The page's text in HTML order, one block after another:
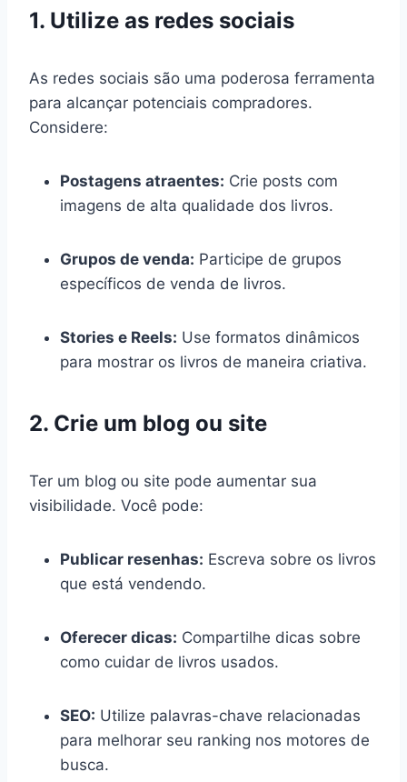
1. Utilize as redes sociais
As redes sociais são uma poderosa ferramenta
para alcançar potenciais compradores.
Considere:
Postagens atraentes: Crie posts com
imagens de alta qualidade dos livros.
Grupos de venda: Participe de grupos
específicos de venda de livros.
Stories e Reels: Use formatos dinâmicos
para mostrar os livros de maneira criativa.
2. Crie um blog ou site
Ter um blog ou site pode aumentar sua
visibilidade. Você pode:
Publicar resenhas: Escreva sobre os livros
que está vendendo.
Oferecer dicas: Compartilhe dicas sobre
como cuidar de livros usados.
SEO: Utilize palavras-chave relacionadas
para melhorar seu ranking nos motores de
busca.